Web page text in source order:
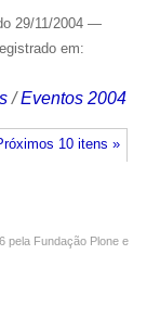
29/11/2004 —
em:
/Eventos 2004
10 itens »
pela Fundação Plone e